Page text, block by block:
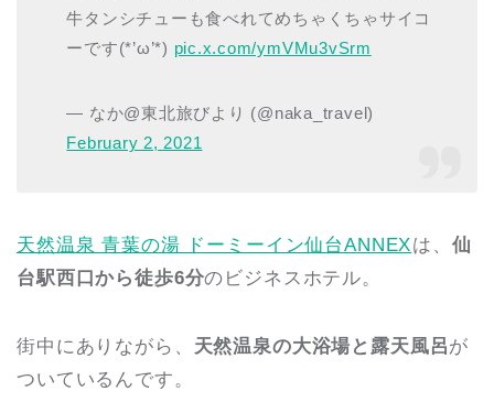
牛タンシチューも食べれてめちゃくちゃサイコ
ーです(*’ω’*) pic.x.com/ymVMu3vSrm
— なか@東北旅びより (@naka_travel)
February 2, 2021
天然温泉 青葉の湯 ドーミーイン仙台ANNEXは、仙
台駅西口から徒歩6分のビジネスホテル。
街中にありながら、 天然温泉の大浴場と露天風呂が
ついているんです。